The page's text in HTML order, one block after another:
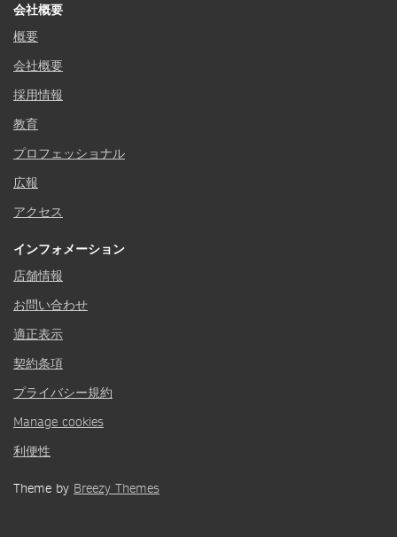
会社概要
概要
会社概要
採用情報
教育
プロフェッショナル
広報
アクセス
インフォメーション
店舗情報
お問い合わせ
適正表示
契約条項
プライバシー規約
Manage cookies
利便性
Theme by Breezy Themes